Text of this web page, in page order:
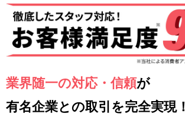
業界随一の対応・信頼が
有名企業との取引を完全実現！